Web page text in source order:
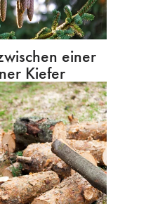
einer
Kiefer